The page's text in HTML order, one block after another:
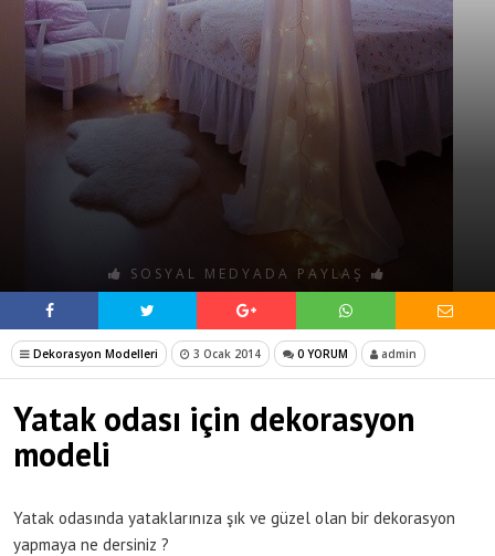
SOSYAL MEDYADA PAYLAŞ
Dekorasyon Modelleri 3 Ocak 2014 0 YORUM admin
Yatak odası için dekorasyon
modeli
Yatak odasında yataklarınıza şık ve güzel olan bir dekorasyon
yapmaya ne dersiniz ?